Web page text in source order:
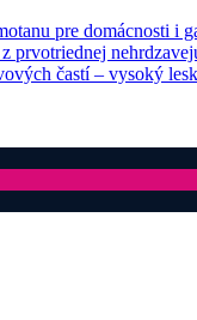
pre domácnosti i
prvotriednej
častí – vysoký lesk